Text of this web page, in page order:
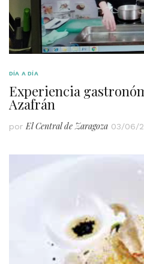
DÍA A DÍA
Experiencia
Azafrán
por El Central de Zaragoza 03/06/